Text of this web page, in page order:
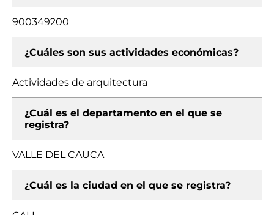
900349200
¿Cuáles son sus actividades económicas?
Actividades de arquitectura
¿Cuál es el departamento en el que se
registra?
VALLE DEL CAUCA
¿Cuál es la ciudad en el que se registra?